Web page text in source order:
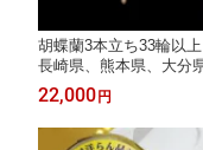
胡蝶蘭3本立ち33輪以
長崎県、熊本県、大分
22,000 円